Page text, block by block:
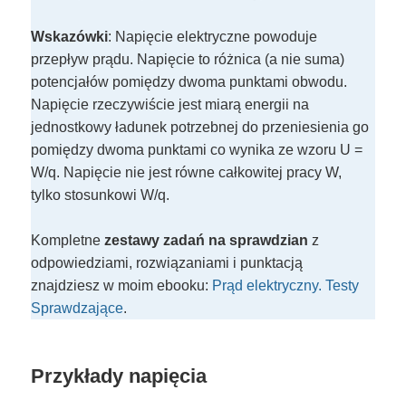
Wskazówki: Napięcie elektryczne powoduje
przepływ prądu. Napięcie to różnica (a nie suma)
potencjałów pomiędzy dwoma punktami obwodu.
Napięcie rzeczywiście jest miarą energii na
jednostkowy ładunek potrzebnej do przeniesienia go
pomiędzy dwoma punktami co wynika ze wzoru U =
W/q. Napięcie nie jest równe całkowitej pracy W,
tylko stosunkowi W/q.
Kompletnezestawy zadań na sprawdzian z
odpowiedziami, rozwiązaniami i punktacją
znajdziesz w moim ebooku: Prąd elektryczny. Testy
Sprawdzające.
Przykłady napięcia